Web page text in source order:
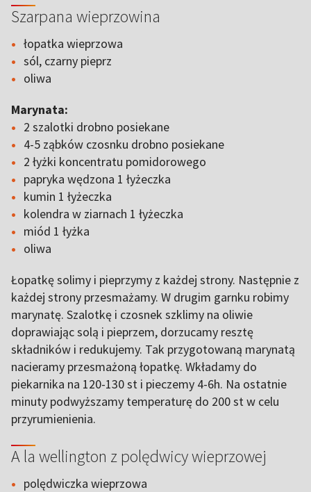
Szarpana wieprzowina
łopatka wieprzowa
sól, czarny pieprz
oliwa
Marynata:
2 szalotki drobno posiekane
4-5 ząbków czosnku drobno posiekane
2 łyżki koncentratu pomidorowego
papryka wędzona 1 łyżeczka
kumin 1 łyżeczka
kolendra w ziarnach 1 łyżeczka
miód 1 łyżka
oliwa
Łopatkę solimy i pieprzymy z każdej strony. Następnie z
każdej strony przesmażamy. W drugim garnku robimy
marynatę. Szalotkę i czosnek szklimy na oliwie
doprawiając solą i pieprzem, dorzucamy resztę
składników i redukujemy. Tak przygotowaną marynatą
nacieramy przesmażoną łopatkę. Wkładamy do
piekarnika na 120-130 st i pieczemy 4-6h. Na ostatnie
minuty podwyższamy temperaturę do 200 st w celu
przyrumienienia.
A la wellington z polędwicy wieprzowej
polędwiczka wieprzowa